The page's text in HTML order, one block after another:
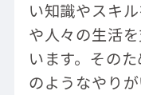
い知識やスキ
や人々の生活
います。その
のようなやりが